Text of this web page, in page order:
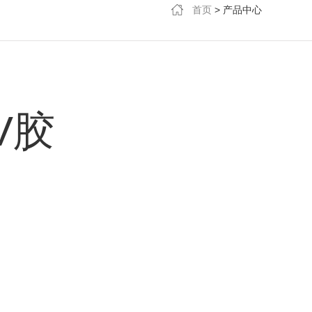
首页 > 产品中心
胶